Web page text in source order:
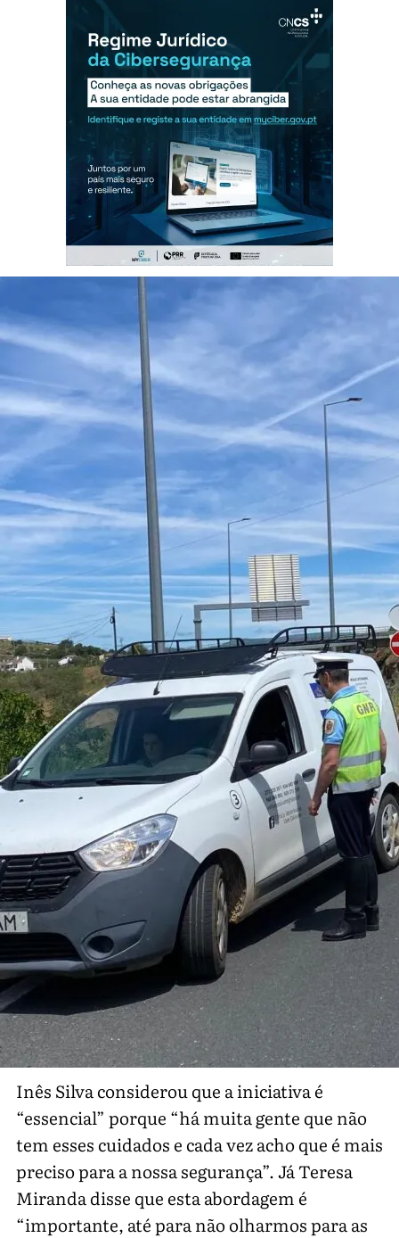
Inês Silva considerou que a iniciativa é
“essencial” porque “há muita gente que não
tem esses cuidados e cada vez acho que é mais
preciso para a nossa segurança”. Já Teresa
Miranda disse que esta abordagem é
“importante, até para não olharmos para as